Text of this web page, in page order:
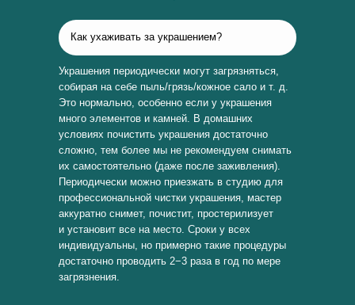
Как ухаживать за украшением?
Украшения периодически могут загрязняться,
собирая на себе пыль/грязь/кожное сало и т. д.
Это нормально, особенно если у украшения
много элементов и камней. В домашних
условиях почистить украшения достаточно
сложно, тем более мы не рекомендуем снимать
их самостоятельно (даже после заживления).
Периодически можно приезжать в студию для
профессиональной чистки украшения, мастер
аккуратно снимет, почистит, простерилизует
и установит все на место. Сроки у всех
индивидуальны, но примерно такие процедуры
достаточно проводить 2−3 раза в год по мере
загрязнения.